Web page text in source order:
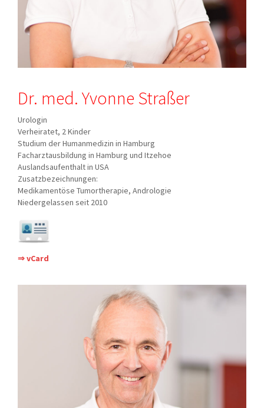
Dr. med. Yvonne Straßer
Urologin
Verheiratet, 2 Kinder
Studium der Humanmedizin in Hamburg
Facharztausbildung in Hamburg und Itzehoe
Auslandsaufenthalt in USA
Zusatzbezeichnungen:
Medikamentöse Tumortherapie, Andrologie
Niedergelassen seit 2010
⇒ vCard